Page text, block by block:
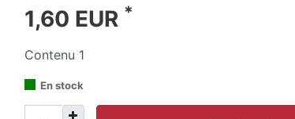
1,60 EUR *
Contenu 1
En stock